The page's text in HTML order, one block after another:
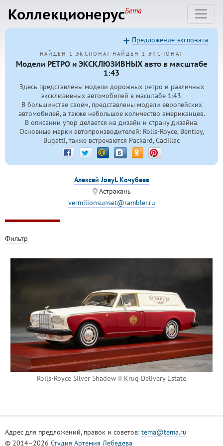
КоллекционерусБета
НАЙДЕН 1 ЭКСПОНАТ НАЙДЕН 1 ЭКСПОНАТ
Модели РЕТРО и ЭКСКЛЮЗИВНЫХ авто в масштабе
1:43
Здесь представлены модели дорожных ретро и различных
эксклюзивных автомобилей в масштабе 1:43.
В большинстве своём, представлены модели европейских
автомобилей, а также небольшое количество американцев.
В описании упор делается на дизайн и страну дизайна.
Основные марки автопроизводителей: Rolls-Royce, Bentley,
Bugatti, также встречаются Packard, Cadillac
Предложение экспоната
Алексей JoeyL Кочубеев
Астрахань
vermilionsunset@rambler.ru
Rolls-Royce Silver Shadow II Krug Delivery Estate
Фильтр
Адрес для предложений, правок и советов: tema@tema.ru
© 2014–2026 Студия Артемия Лебедева